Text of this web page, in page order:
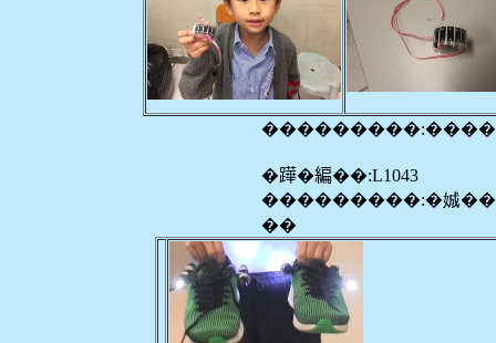
�𨅯�編��:L1043
���������:�娍
��